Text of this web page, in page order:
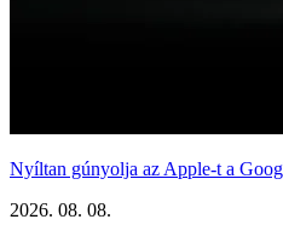
Nyíltan gúnyolja az Apple-t a
2026. 08. 08.